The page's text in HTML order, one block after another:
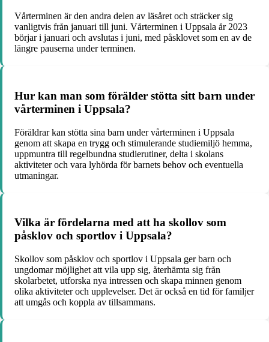
Vårterminen är den andra delen av läsåret och sträcker sig
vanligtvis från januari till juni. Vårterminen i Uppsala år 2023
börjar i januari och avslutas i juni, med påsklovet som en av de
längre pauserna under terminen.
Hur kan man som förälder stötta sitt barn under
vårterminen i Uppsala?
Föräldrar kan stötta sina barn under vårterminen i Uppsala
genom att skapa en trygg och stimulerande studiemiljö hemma,
uppmuntra till regelbundna studierutiner, delta i skolans
aktiviteter och vara lyhörda för barnets behov och eventuella
utmaningar.
Vilka är fördelarna med att ha skollov som
påsklov och sportlov i Uppsala?
Skollov som påsklov och sportlov i Uppsala ger barn och
ungdomar möjlighet att vila upp sig, återhämta sig från
skolarbetet, utforska nya intressen och skapa minnen genom
olika aktiviteter och upplevelser. Det är också en tid för familjer
att umgås och koppla av tillsammans.